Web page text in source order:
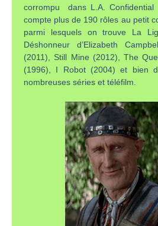
corrompu dans L.A.
compte plus de 190 rôles au petit
parmi lesquels on trouve La
Déshonneur d’Elizabeth
(2011), Still Mine (2012), The
(1996), I Robot (2004) et bien
nombreuses séries et téléfilm.